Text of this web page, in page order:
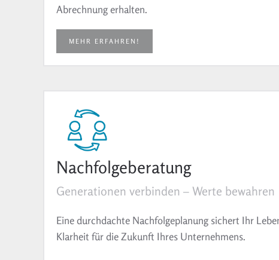
Abrechnung erhalten.
MEHR ERFAHREN!
Nachfolgeberatung
Generationen verbinden – Werte bewahren
Eine durchdachte Nachfolgeplanung sichert Ihr
Klarheit für die Zukunft Ihres Unternehmens.